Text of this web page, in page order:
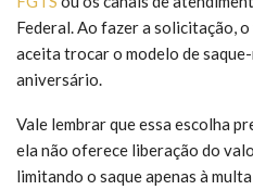
Federal. Ao fazer a solicitação,
aceita trocar o modelo de
aniversário.
Vale lembrar que essa escolha
ela não oferece liberação do
limitando o saque apenas à